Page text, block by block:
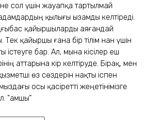
сол үшін жауапқа тартылмай
адамдардың қылығы ызамды келтіреді.
қайыршыларды аяғандай
қайыршы ғана бір тілім нан үшін
істеуге бар. Ал, мына кісілер еш
аттарына кір келтіруде. Бірақ, мен
өз сөздерін нақты іспен
осы қасіретті жеңетінімізге
"Қамшы"